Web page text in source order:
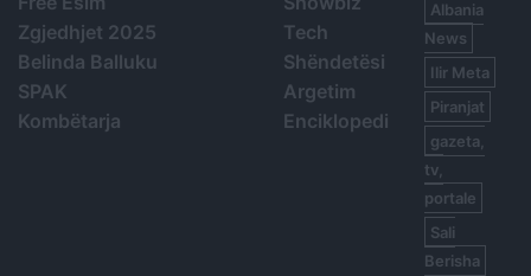
Zgjedhjet 2025
Belinda Balluku
SPAK
Kombëtarja
Tech
Shëndetësi
Argetim
Enciklopedi
Albania
News
Ilir Meta
Piranjat
gazeta,
tv,
portale
Sali
Berisha